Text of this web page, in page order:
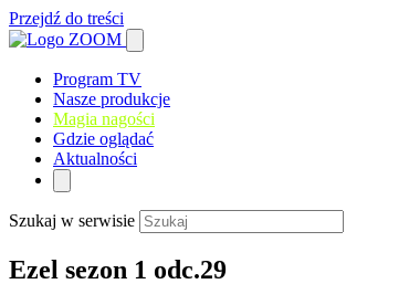
Przejdź do treści
Program TV
Nasze produkcje
Magia nagości
Gdzie oglądać
Aktualności
Szukaj w serwisie
Ezel sezon 1 odc.29